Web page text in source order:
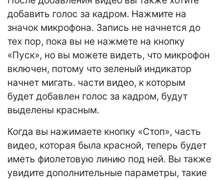
добавить голос за кадром. Нажмите на
значок микрофона. Запись не начнется до
тех пор, пока вы не нажмете на кнопку
«Пуск», но вы можете видеть, что микрофон
включен, потому что зеленый индикатор
начнет мигать. части видео, к которым
будет добавлен голос за кадром, будут
выделены красным.
Когда вы нажимаете кнопку «Стоп», часть
видео, которая была красной, теперь будет
иметь фиолетовую линию под ней. Вы также
увидите дополнительные параметры, такие